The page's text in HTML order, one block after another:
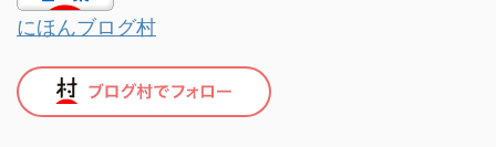
にほんブログ村